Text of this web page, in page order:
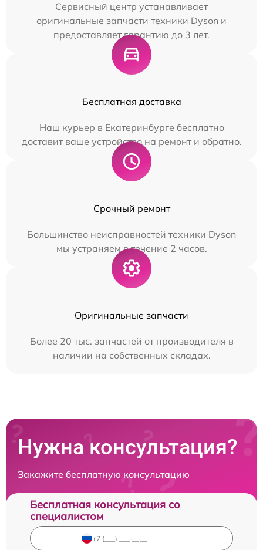
Сервисный центр устанавливает
оригинальные запчасти техники Dyson и
предоставляет гарантию до 3 лет.
Бесплатная доставка
Наш курьер в Екатеринбурге бесплатно
доставит ваше устройство на ремонт и обратно.
Срочный ремонт
Большинство неисправностей техники Dyson
мы устраняем в течение 2 часов.
Оригинальные запчасти
Более 20 тыс. запчастей от производителя в
наличии на собственных складах.
Нужна консультация?
Закажите бесплатную консультацию
Бесплатная консультация со
специалистом